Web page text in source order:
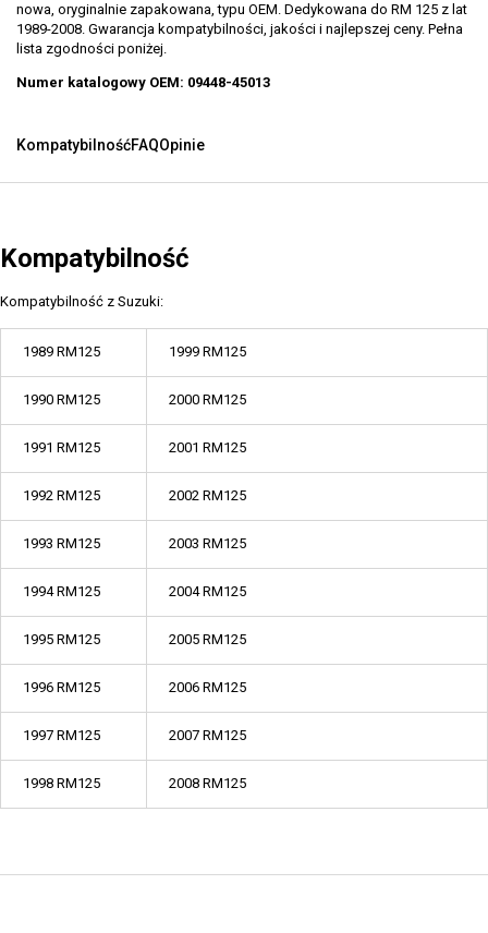
nowa, oryginalnie zapakowana, typu OEM. Dedykowana do RM 125 z lat
1989-2008. Gwarancja kompatybilności, jakości i najlepszej ceny. Pełna
lista zgodności poniżej.
Numer katalogowy OEM: 09448-45013
KompatybilnośćFAQOpinie
Kompatybilność
Kompatybilność z Suzuki:
1989 RM125 1999 RM125
1990 RM125 2000 RM125
1991 RM125 2001 RM125
1992 RM125 2002 RM125
1993 RM125 2003 RM125
1994 RM125 2004 RM125
1995 RM125 2005 RM125
1996 RM125 2006 RM125
1997 RM125 2007 RM125
1998 RM125 2008 RM125